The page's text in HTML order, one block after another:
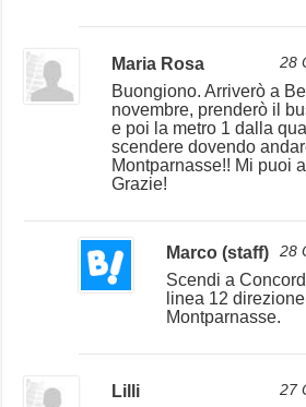
Maria Rosa 28
Buongiono. Arriverò a
novembre, prenderò il
e poi la metro 1 dalla
scendere dovendo
Montparnasse!! Mi puoi
Grazie!
Marco (staff) 28
Scendi a
linea 12
Montparnasse.
Lilli 27